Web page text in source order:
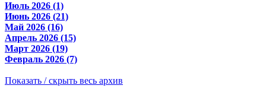
Июль 2026 (1)
Июнь 2026 (21)
Май 2026 (16)
Апрель 2026 (15)
Март 2026 (19)
Февраль 2026 (7)
Показать / скрыть весь архив